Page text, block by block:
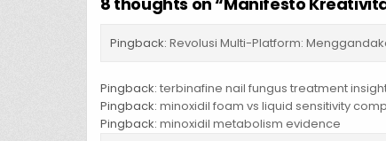
Pingback:Revolusi Multi-Platform:
Pingback: terbinafine nail fungus treatment
Pingback: minoxidil foam vs liquid sensitivity
Pingback: minoxidil metabolism evidence